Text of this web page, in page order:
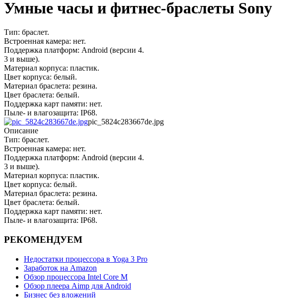
Умные часы и фитнес-браслеты Sony
Тип: браслет.
Встроенная камера: нет.
Поддержка платформ: Android (версии 4.
3 и выше).
Материал корпуса: пластик.
Цвет корпуса: белый.
Материал браслета: резина.
Цвет браслета: белый.
Поддержка карт памяти: нет.
Пыле- и влагозащита: IP68.
pic_5824c283667de.jpg
Описание
Тип: браслет.
Встроенная камера: нет.
Поддержка платформ: Android (версии 4.
3 и выше).
Материал корпуса: пластик.
Цвет корпуса: белый.
Материал браслета: резина.
Цвет браслета: белый.
Поддержка карт памяти: нет.
Пыле- и влагозащита: IP68.
РЕКОМЕНДУЕМ
Недостатки процессора в Yoga 3 Pro
Заработок на Amazon
Обзор процессора Intel Core M
Обзор плеера Aimp для Android
Бизнес без вложений